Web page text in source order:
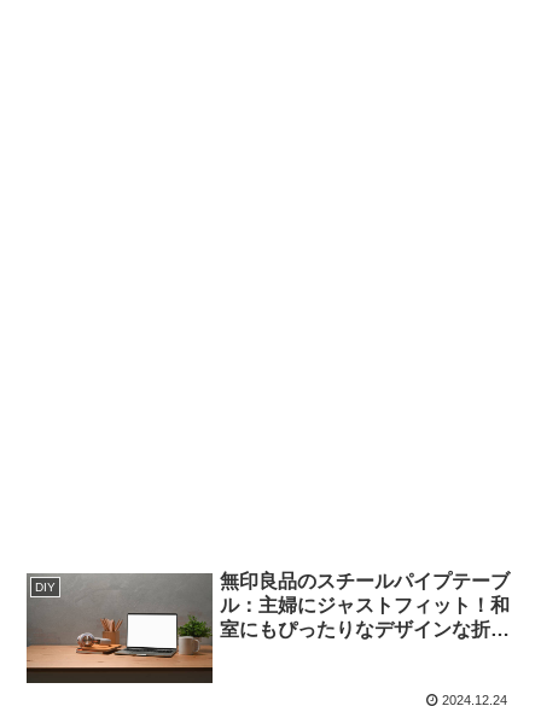
DIY
無印良品のスチールパイプテーブ
ル：主婦にジャストフィット！和
室にもぴったりなデザインな折り
2024.12.24